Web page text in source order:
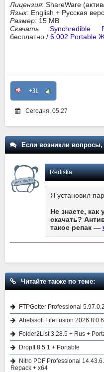
Лицензия: ShareWare
Язык: English + Русская
Размер: 15 MB
Скачать Synchredible
бесплатно / 6.002 Portable
+31
Сегодня, 05:27
Если возникли вопросы,
Rediska
Я установил
Не знаете, как
скачать?
такое репак —
Читайте также по теме:
FTPGetter Professional
Abelssoft FileFusion 2026
Folder2List 3.28.5 + Rus +
DropIt 8.5.1 + Portable
Nitro PDF Professional
Repack + x64